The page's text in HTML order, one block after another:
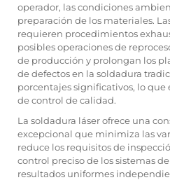
operador, las condiciones
preparación de los materiales.
requieren procedimientos
posibles operaciones de
de producción y prolongan los
de defectos en la soldadura
porcentajes significativos, lo
de control de calidad.
La soldadura láser ofrece una
excepcional que minimiza las
reduce los requisitos de
control preciso de los sistemas
resultados uniformes